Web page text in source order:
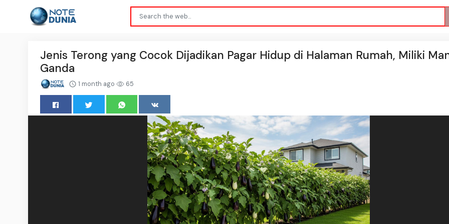
Jenis Terong yang Cocok Dijadikan Pagar Hidup di Halaman Rumah, Miliki
Ganda
1 month ago 65